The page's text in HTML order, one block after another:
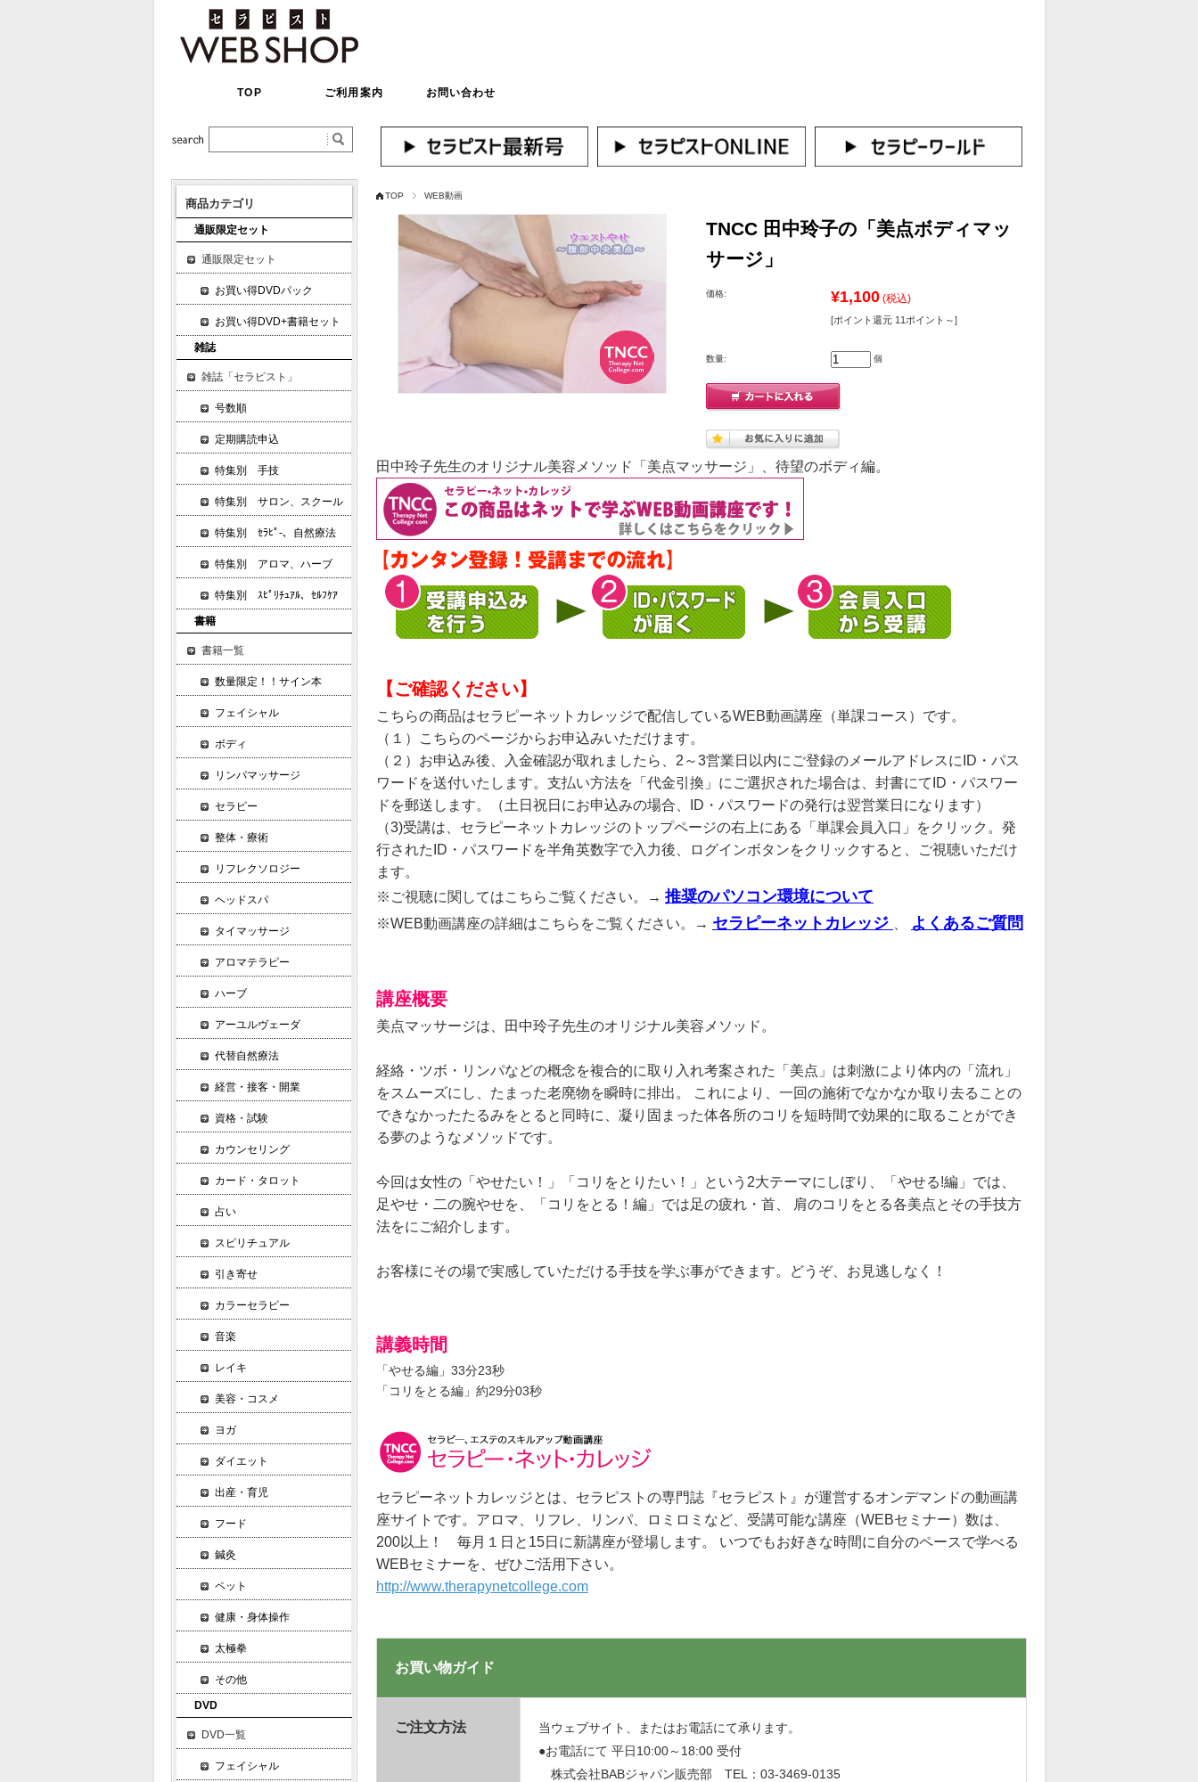
TOP ご利用案内 お問い合わせ
TOP WEB動画
TNCC 田中玲子の「美点ボディマッ
サージ」
価格: ¥1,100 (税込)
[ポイント還元 11ポイント～]
数量: 個
田中玲子先生のオリジナル美容メソッド「美点マッサージ」、待望のボディ編。
【ご確認ください】
こちらの商品はセラピーネットカレッジで配信しているWEB動画講座（単課コース）です。
（１）こちらのページからお申込みいただけます。
（２）お申込み後、入金確認が取れましたら、2～3営業日以内にご登録のメールアドレスにID・パス
ワードを送付いたします。支払い方法を「代金引換」にご選択された場合は、封書にてID・パスワー
ドを郵送します。（土日祝日にお申込みの場合、ID・パスワードの発行は翌営業日になります）
（3)受講は、セラピーネットカレッジのトップページの右上にある「単課会員入口」をクリック。発
行されたID・パスワードを半角英数字で入力後、ログインボタンをクリックすると、ご視聴いただけ
ます。
※ご視聴に関してはこちらご覧ください。→ 推奨のパソコン環境について
※WEB動画講座の詳細はこちらをご覧ください。→ セラピーネットカレッジ よくあるご質問
講座概要
美点マッサージは、田中玲子先生のオリジナル美容メソッド。
経絡・ツボ・リンパなどの概念を複合的に取り入れ考案された「美点」は刺激により体内の「流れ」
をスムーズにし、たまった老廃物を瞬時に排出。 これにより、一回の施術でなかなか取り去ることの
できなかったたるみをとると同時に、凝り固まった体各所のコリを短時間で効果的に取ることができ
る夢のようなメソッドです。
今回は女性の「やせたい！」「コリをとりたい！」という2大テーマにしぼり、「やせる!編」では、
足やせ・二の腕やせを、「コリをとる！編」では足の疲れ・首、 肩のコリをとる各美点とその手技方
法をにご紹介します。
お客様にその場で実感していただける手技を学ぶ事ができます。どうぞ、お見逃しなく！
講義時間
「やせる編」33分23秒
「コリをとる編」約29分03秒
セラピーネットカレッジとは、セラピストの専門誌『セラピスト』が運営するオンデマンドの動画講
座サイトです。アロマ、リフレ、リンパ、ロミロミなど、受講可能な講座（WEBセミナー）数は、
200以上！ 毎月１日と15日に新講座が登場します。 いつでもお好きな時間に自分のペースで学べる
WEBセミナーを、ぜひご活用下さい。
http://www.therapynetcollege.com
お買い物ガイド
ご注文方法
当ウェブサイト、またはお電話にて承ります。
●お電話にて 平日10:00～18:00 受付
株式会社BABジャパン販売部 TEL：03-3469-0135
商品カテゴリ
通販限定セット
通販限定セット
お買い得DVDパック
お買い得DVD+書籍セット
雑誌
雑誌「セラピスト」
号数順
定期購読申込
特集別 手技
特集別 サロン、スクール
特集別 ｾﾗﾋﾟ-、自然療法
特集別 アロマ、ハーブ
特集別 ｽﾋﾟﾘﾁｭｱﾙ、ｾﾙﾌｹｱ
書籍
書籍一覧
数量限定！！サイン本
フェイシャル
ボディ
リンパマッサージ
セラピー
整体・療術
リフレクソロジー
ヘッドスパ
タイマッサージ
アロマテラピー
ハーブ
アーユルヴェーダ
代替自然療法
経営・接客・開業
資格・試験
カウンセリング
カード・タロット
占い
スピリチュアル
引き寄せ
カラーセラピー
音楽
レイキ
美容・コスメ
ヨガ
ダイエット
出産・育児
フード
鍼灸
ペット
健康・身体操作
太極拳
その他
DVD
DVD一覧
フェイシャル